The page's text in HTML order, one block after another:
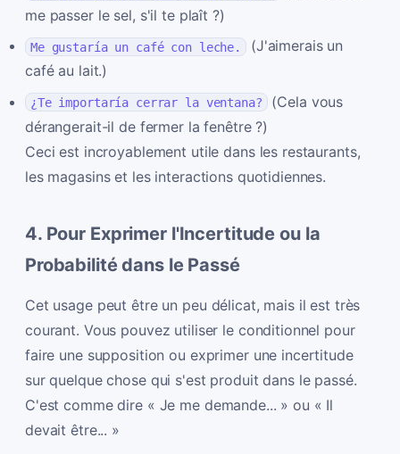
me passer le sel, s'il te plaît ?)
Me gustaría un café con leche.
(J'aimerais un
café au lait.)
¿Te importaría cerrar la ventana? (Cela vous
dérangerait-il de fermer la fenêtre ?)
Ceci est incroyablement utile dans les restaurants,
les magasins et les interactions quotidiennes.
4. Pour Exprimer l'Incertitude ou la
Probabilité dans le Passé
Cet usage peut être un peu délicat, mais il est très
courant. Vous pouvez utiliser le conditionnel pour
faire une supposition ou exprimer une incertitude
sur quelque chose qui s'est produit dans le passé.
C'est comme dire « Je me demande... » ou « Il
devait être... »